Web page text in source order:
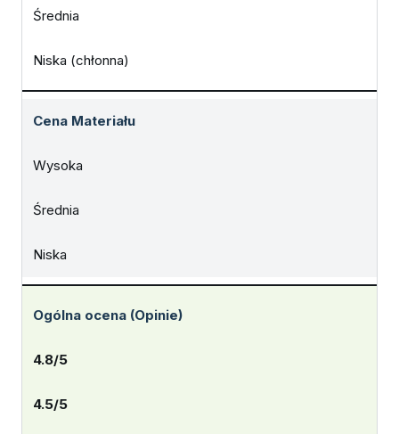
Średnia
Niska (chłonna)
Cena Materiału
Wysoka
Średnia
Niska
Ogólna ocena (Opinie)
4.8/5
4.5/5